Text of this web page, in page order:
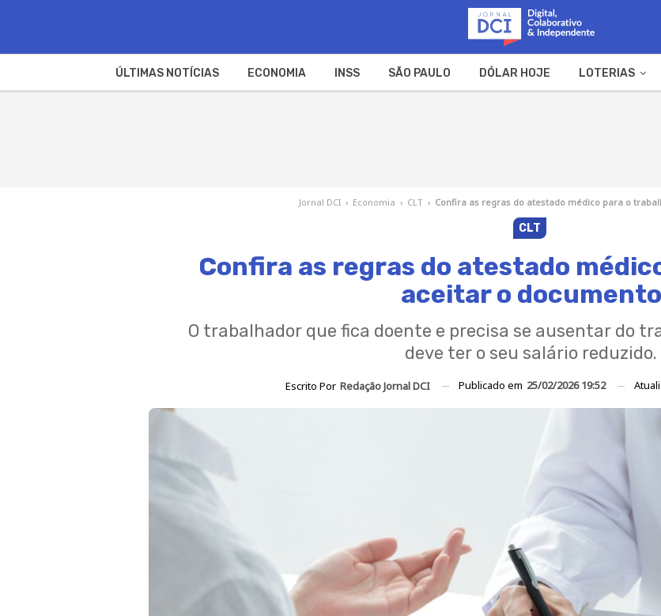
ÚLTIMAS NOTÍCIAS ECONOMIA INSS SÃO PAULO DÓLAR HOJE LOTERIAS
Jornal DCI › Economia › CLT › Confira as regras do atestado médico para o
CLT
Confira as regras do atestado
aceitar o documento
O trabalhador que fica doente e precisa se ausentar do
deve ter o seu salário reduzido.
Escrito Por Redação Jornal DCI Publicado em 25/02/2026 19:52